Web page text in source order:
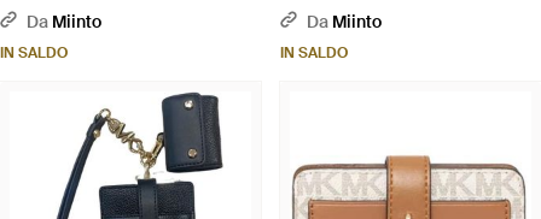
Da Miinto
IN SALDO
Da Miinto
IN SALDO